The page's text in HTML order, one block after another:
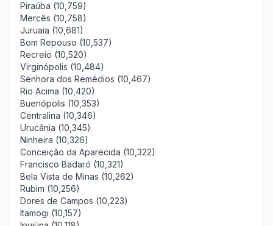
Piraúba (10,759)
Mercês (10,758)
Juruaia (10,681)
Bom Repouso (10,537)
Recreio (10,520)
Virginópolis (10,484)
Senhora dos Remédios (10,467)
Rio Acima (10,420)
Buenópolis (10,353)
Centralina (10,346)
Urucânia (10,345)
Ninheira (10,326)
Conceição da Aparecida (10,322)
Francisco Badaró (10,321)
Bela Vista de Minas (10,262)
Rubim (10,256)
Dores de Campos (10,223)
Itamogi (10,157)